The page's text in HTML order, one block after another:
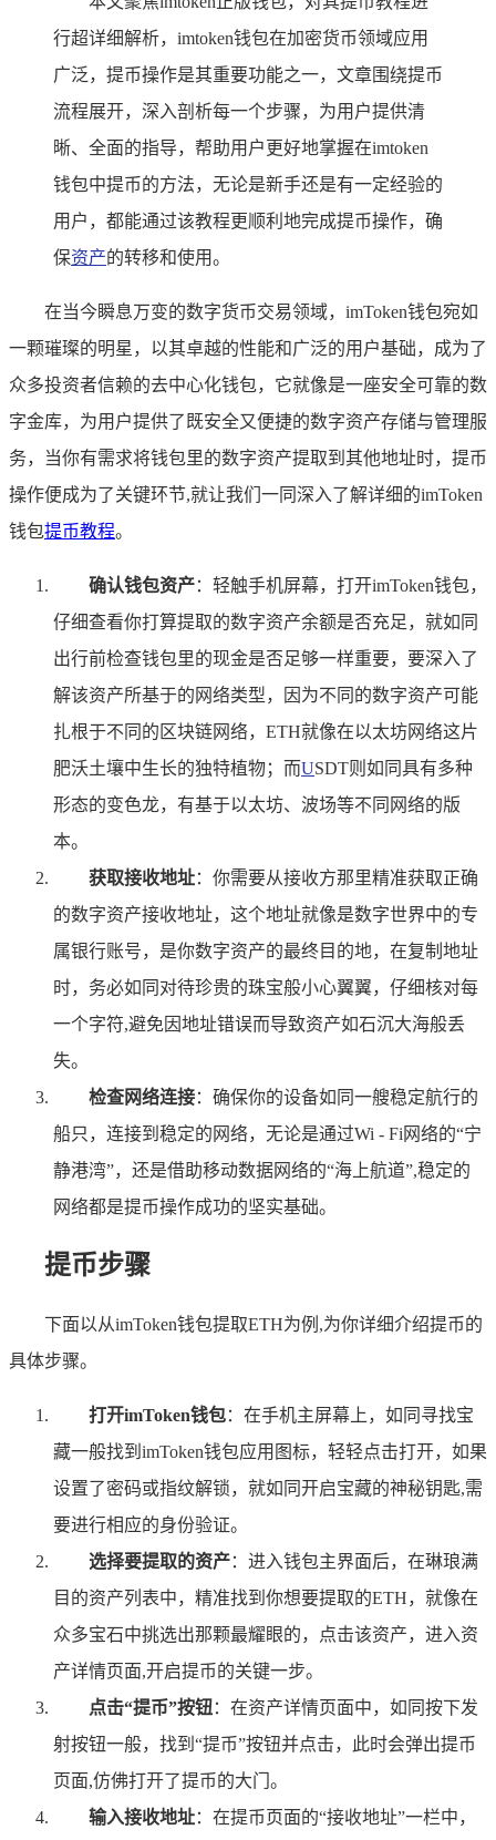
行超详细解析，imtoken钱包在加密货币领域应用
广泛，提币操作是其重要功能之一，文章围绕提币
流程展开，深入剖析每一个步骤，为用户提供清
晰、全面的指导，帮助用户更好地掌握在imtoken
钱包中提币的方法，无论是新手还是有一定经验的
用户，都能通过该教程更顺利地完成提币操作，确
保资产的转移和使用。
在当今瞬息万变的数字货币交易领域，imToken钱包宛如
一颗璀璨的明星，以其卓越的性能和广泛的用户基础，成为了
众多投资者信赖的去中心化钱包，它就像是一座安全可靠的数
字金库，为用户提供了既安全又便捷的数字资产存储与管理服
务，当你有需求将钱包里的数字资产提取到其他地址时，提币
操作便成为了关键环节,就让我们一同深入了解详细的imToken
钱包提币教程。
确认钱包资产：轻触手机屏幕，打开imToken钱包，
仔细查看你打算提取的数字资产余额是否充足，就如同
出行前检查钱包里的现金是否足够一样重要，要深入了
解该资产所基于的网络类型，因为不同的数字资产可能
扎根于不同的区块链网络，ETH就像在以太坊网络这片
肥沃土壤中生长的独特植物；而USDT则如同具有多种
形态的变色龙，有基于以太坊、波场等不同网络的版
本。
获取接收地址：你需要从接收方那里精准获取正确
的数字资产接收地址，这个地址就像是数字世界中的专
属银行账号，是你数字资产的最终目的地，在复制地址
时，务必如同对待珍贵的珠宝般小心翼翼，仔细核对每
一个字符,避免因地址错误而导致资产如石沉大海般丢
失。
检查网络连接：确保你的设备如同一艘稳定航行的
船只，连接到稳定的网络，无论是通过Wi - Fi网络的“宁
静港湾”，还是借助移动数据网络的“海上航道”,稳定的
网络都是提币操作成功的坚实基础。
提币步骤
下面以从imToken钱包提取ETH为例,为你详细介绍提币的
具体步骤。
打开imToken钱包：在手机主屏幕上，如同寻找宝
藏一般找到imToken钱包应用图标，轻轻点击打开，如果
设置了密码或指纹解锁，就如同开启宝藏的神秘钥匙,需
要进行相应的身份验证。
选择要提取的资产：进入钱包主界面后，在琳琅满
目的资产列表中，精准找到你想要提取的ETH，就像在
众多宝石中挑选出那颗最耀眼的，点击该资产，进入资
产详情页面,开启提币的关键一步。
点击“提币”按钮：在资产详情页面中，如同按下发
射按钮一般，找到“提币”按钮并点击，此时会弹出提币
页面,仿佛打开了提币的大门。
输入接收地址：在提币页面的“接收地址”一栏中，